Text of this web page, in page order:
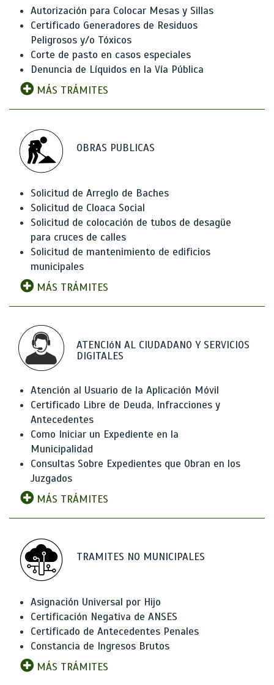
Autorización para Colocar Mesas y Sillas
Certificado Generadores de Residuos
Peligrosos y/o Tóxicos
Corte de pasto en casos especiales
Denuncia de Líquidos en la Vía Pública
MÁS TRÁMITES
OBRAS PUBLICAS
Solicitud de Arreglo de Baches
Solicitud de Cloaca Social
Solicitud de colocación de tubos de desagüe
para cruces de calles
Solicitud de mantenimiento de edificios
municipales
MÁS TRÁMITES
ATENCIóN AL CIUDADANO Y SERVICIOS
DIGITALES
Atención al Usuario de la Aplicación Móvil
Certificado Libre de Deuda, Infracciones y
Antecedentes
Como Iniciar un Expediente en la
Municipalidad
Consultas Sobre Expedientes que Obran en los
Juzgados
MÁS TRÁMITES
TRAMITES NO MUNICIPALES
Asignación Universal por Hijo
Certificación Negativa de ANSES
Certificado de Antecedentes Penales
Constancia de Ingresos Brutos
MÁS TRÁMITES